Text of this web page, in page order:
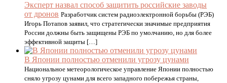
Эксперт назвал способ защитить российские заводы
от дронов Разработчик систем радиоэлектронной борьбы (РЭБ)
Игорь Потапов заявил, что стратегически значимые предприятия
России должны быть защищены РЭБ по умолчанию, но для более
эффективной защиты […]
В Японии полностью отменили угрозу цунами
Национальное метеорологическое управление Японии полностью
сняло угрозу цунами для всего западного побережья страны,